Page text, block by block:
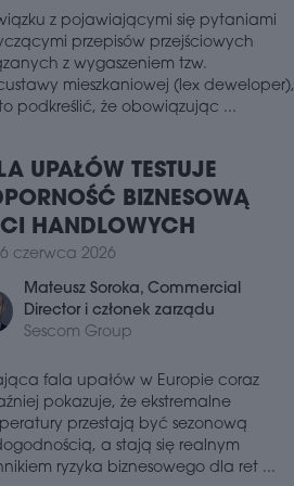
lipca 2026
AKADEMIKI ROSNĄ W
połowie 2026 roku liczba miejsc
poziom 17,9 tys. łóżek. Jak
z raportu firmy doradczej Knight
mimo tak dynamicznego rozwoju
obiektów przekracza 97 proc., a
nadal nie nadąża za rosnącym
ze strony studentów.
lipca 2026
RYNKI BIUROWE
najnowszego raportu firmy
Newmark Polska drugi kwartał
roku na głównych regionalnych
biurowych charakteryzował się
wzrostem popytu ze strony
z pojawiającymi się pytaniami
przepisów przejściowych
z wygaszeniem tzw.
mieszkaniowej (lex deweloper),
podkreślić, że obowiązując ...
UPAŁÓW TESTUJE
BIZNESOWĄ
HANDLOWYCH
czerwca 2026
Mateusz Soroka, Commercial
Director i członek zarządu
Sescom Group
fala upałów w Europie coraz
pokazuje, że ekstremalne
przestają być sezonową
a stają się realnym
ryzyka biznesowego dla ret ...